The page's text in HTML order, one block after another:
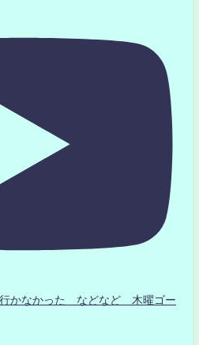
かなかった などなど 木曜ゴー